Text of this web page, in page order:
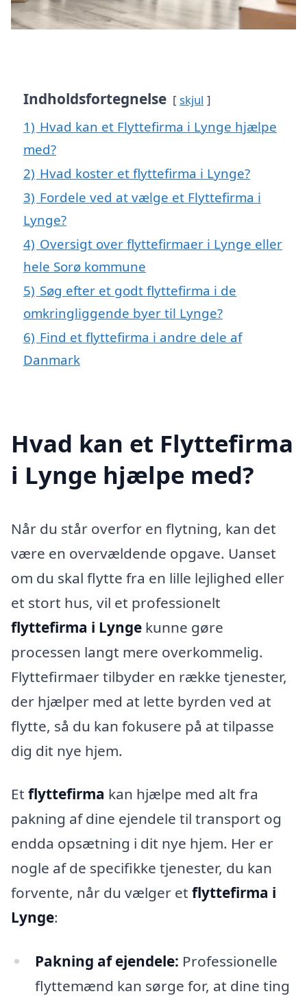
Indholdsfortegnelse skjul
1) Hvad kan et Flyttefirma i Lynge hjælpe
med?
2) Hvad koster et flyttefirma i Lynge?
3) Fordele ved at vælge et Flyttefirma i
Lynge?
4) Oversigt over flyttefirmaer i Lynge eller
hele Sorø kommune
5) Søg efter et godt flyttefirma i de
omkringliggende byer til Lynge?
6) Find et flyttefirma i andre dele af
Danmark
Hvad kan et Flyttefirma
i Lynge hjælpe med?
Når du står overfor en flytning, kan det
være en overvældende opgave. Uanset
om du skal flytte fra en lille lejlighed eller
et stort hus, vil et professionelt
flyttefirma i Lynge kunne gøre
processen langt mere overkommelig.
Flyttefirmaer tilbyder en række tjenester,
der hjælper med at lette byrden ved at
flytte, så du kan fokusere på at tilpasse
dig dit nye hjem.
Et flyttefirma kan hjælpe med alt fra
pakning af dine ejendele til transport og
endda opsætning i dit nye hjem. Her er
nogle af de specifikke tjenester, du kan
forvente, når du vælger et flyttefirma i
Lynge:
Pakning af ejendele: Professionelle
flyttemænd kan sørge for, at dine ting